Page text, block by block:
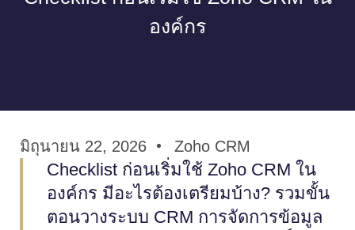
องค์กร
มิถุนายน 22, 2026 Zoho CRM
Checklist ก่อนเริ่มใช้ Zoho CRM ใน
องค์กร มีอะไรต้องเตรียมบ้าง? รวมขั้น
ตอนวางระบบ CRM การจัดการข้อมูล